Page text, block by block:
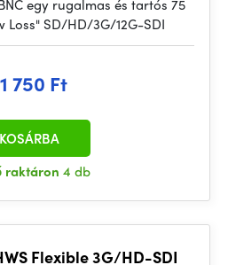
egy rugalmas és tartós 75
Loss" SD/HD/3G/12G-SDI
750 Ft
raktáron 4 db
KOSÁRBA
Flexible 3G/HD-SDI